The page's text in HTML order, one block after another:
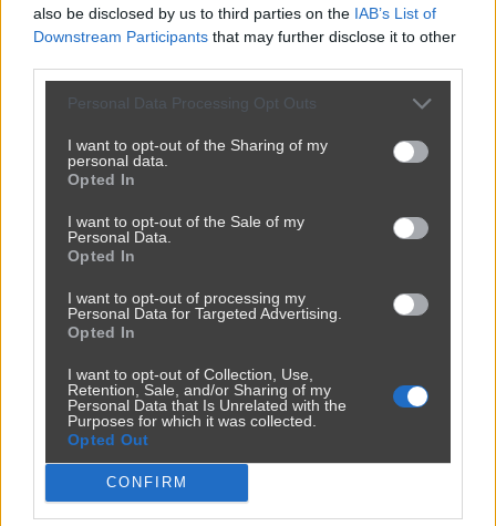
also be disclosed by us to third parties on the IAB’s List of
Downstream Participants that may further disclose it to other
Personal Data Processing Opt Outs
I want to opt-out of the Sharing of my
personal data.
Opted In
I want to opt-out of the Sale of my
Personal Data.
Opted In
I want to opt-out of processing my
Personal Data for Targeted Advertising.
Opted In
I want to opt-out of Collection, Use,
Retention, Sale, and/or Sharing of my
Personal Data that Is Unrelated with the
Purposes for which it was collected.
Opted Out
CONFIRM